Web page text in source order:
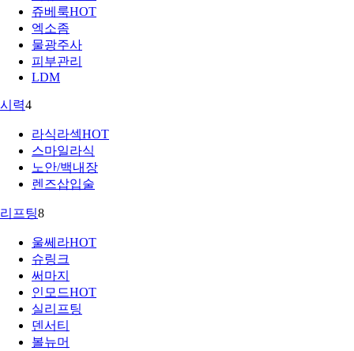
쥬베룩HOT
엑소좀
물광주사
피부관리
LDM
시력4
라식라섹HOT
스마일라식
노안/백내장
렌즈삽입술
리프팅8
울쎄라HOT
슈링크
써마지
인모드HOT
실리프팅
덴서티
볼뉴머